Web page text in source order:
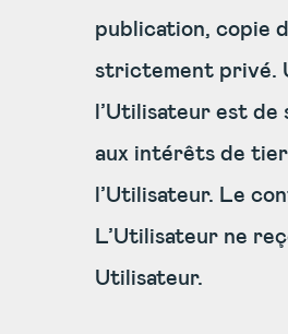
publication, copie
strictement privé.
l’Utilisateur est
aux intérêts de
l’Utilisateur. Le
L’Utilisateur ne
Utilisateur.